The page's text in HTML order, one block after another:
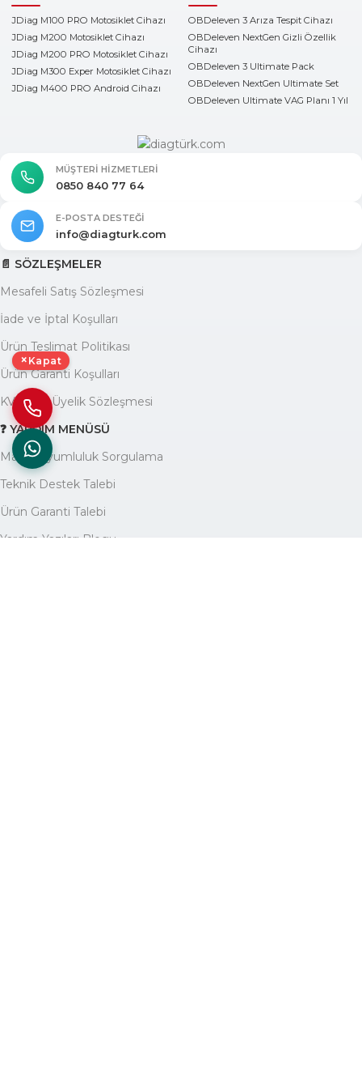
JDiag M100 PRO Motosiklet Cihazı
JDiag M200 Motosiklet Cihazı
JDiag M200 PRO Motosiklet Cihazı
JDiag M300 Exper Motosiklet Cihazı
JDiag M400 PRO Android Cihazı
OBDeleven 3 Arıza Tespit Cihazı
OBDeleven NextGen Gizli Özellik
Cihazı
OBDeleven 3 Ultimate Pack
OBDeleven NextGen Ultimate Set
OBDeleven Ultimate VAG Planı 1 Yıl
MÜŞTERI HIZMETLERI
0850 840 77 64
E-POSTA DESTEĞI
info@diagturk.com
📄 SÖZLEŞMELER
Mesafeli Satış Sözleşmesi
İade ve İptal Koşulları
Ürün Teslimat Politikası
Ürün Garanti Koşulları
KVKK ve Üyelik Sözleşmesi
❓ YARDIM MENÜSÜ
Marka Uyumluluk Sorgulama
Teknik Destek Talebi
Ürün Garanti Talebi
Yardım Yazıları Blogu
× Kapat